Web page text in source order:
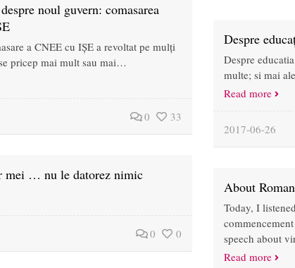
noul guvern: comasarea
a CNEE cu IȘE a revoltat pe mulți
pricep mai mult sau mai…
0 33
Despre
Despre
multe; si mai
Read more
2017-06-26
mei … nu le datorez nimic
0 0
About
Today, I
speech about
Read more